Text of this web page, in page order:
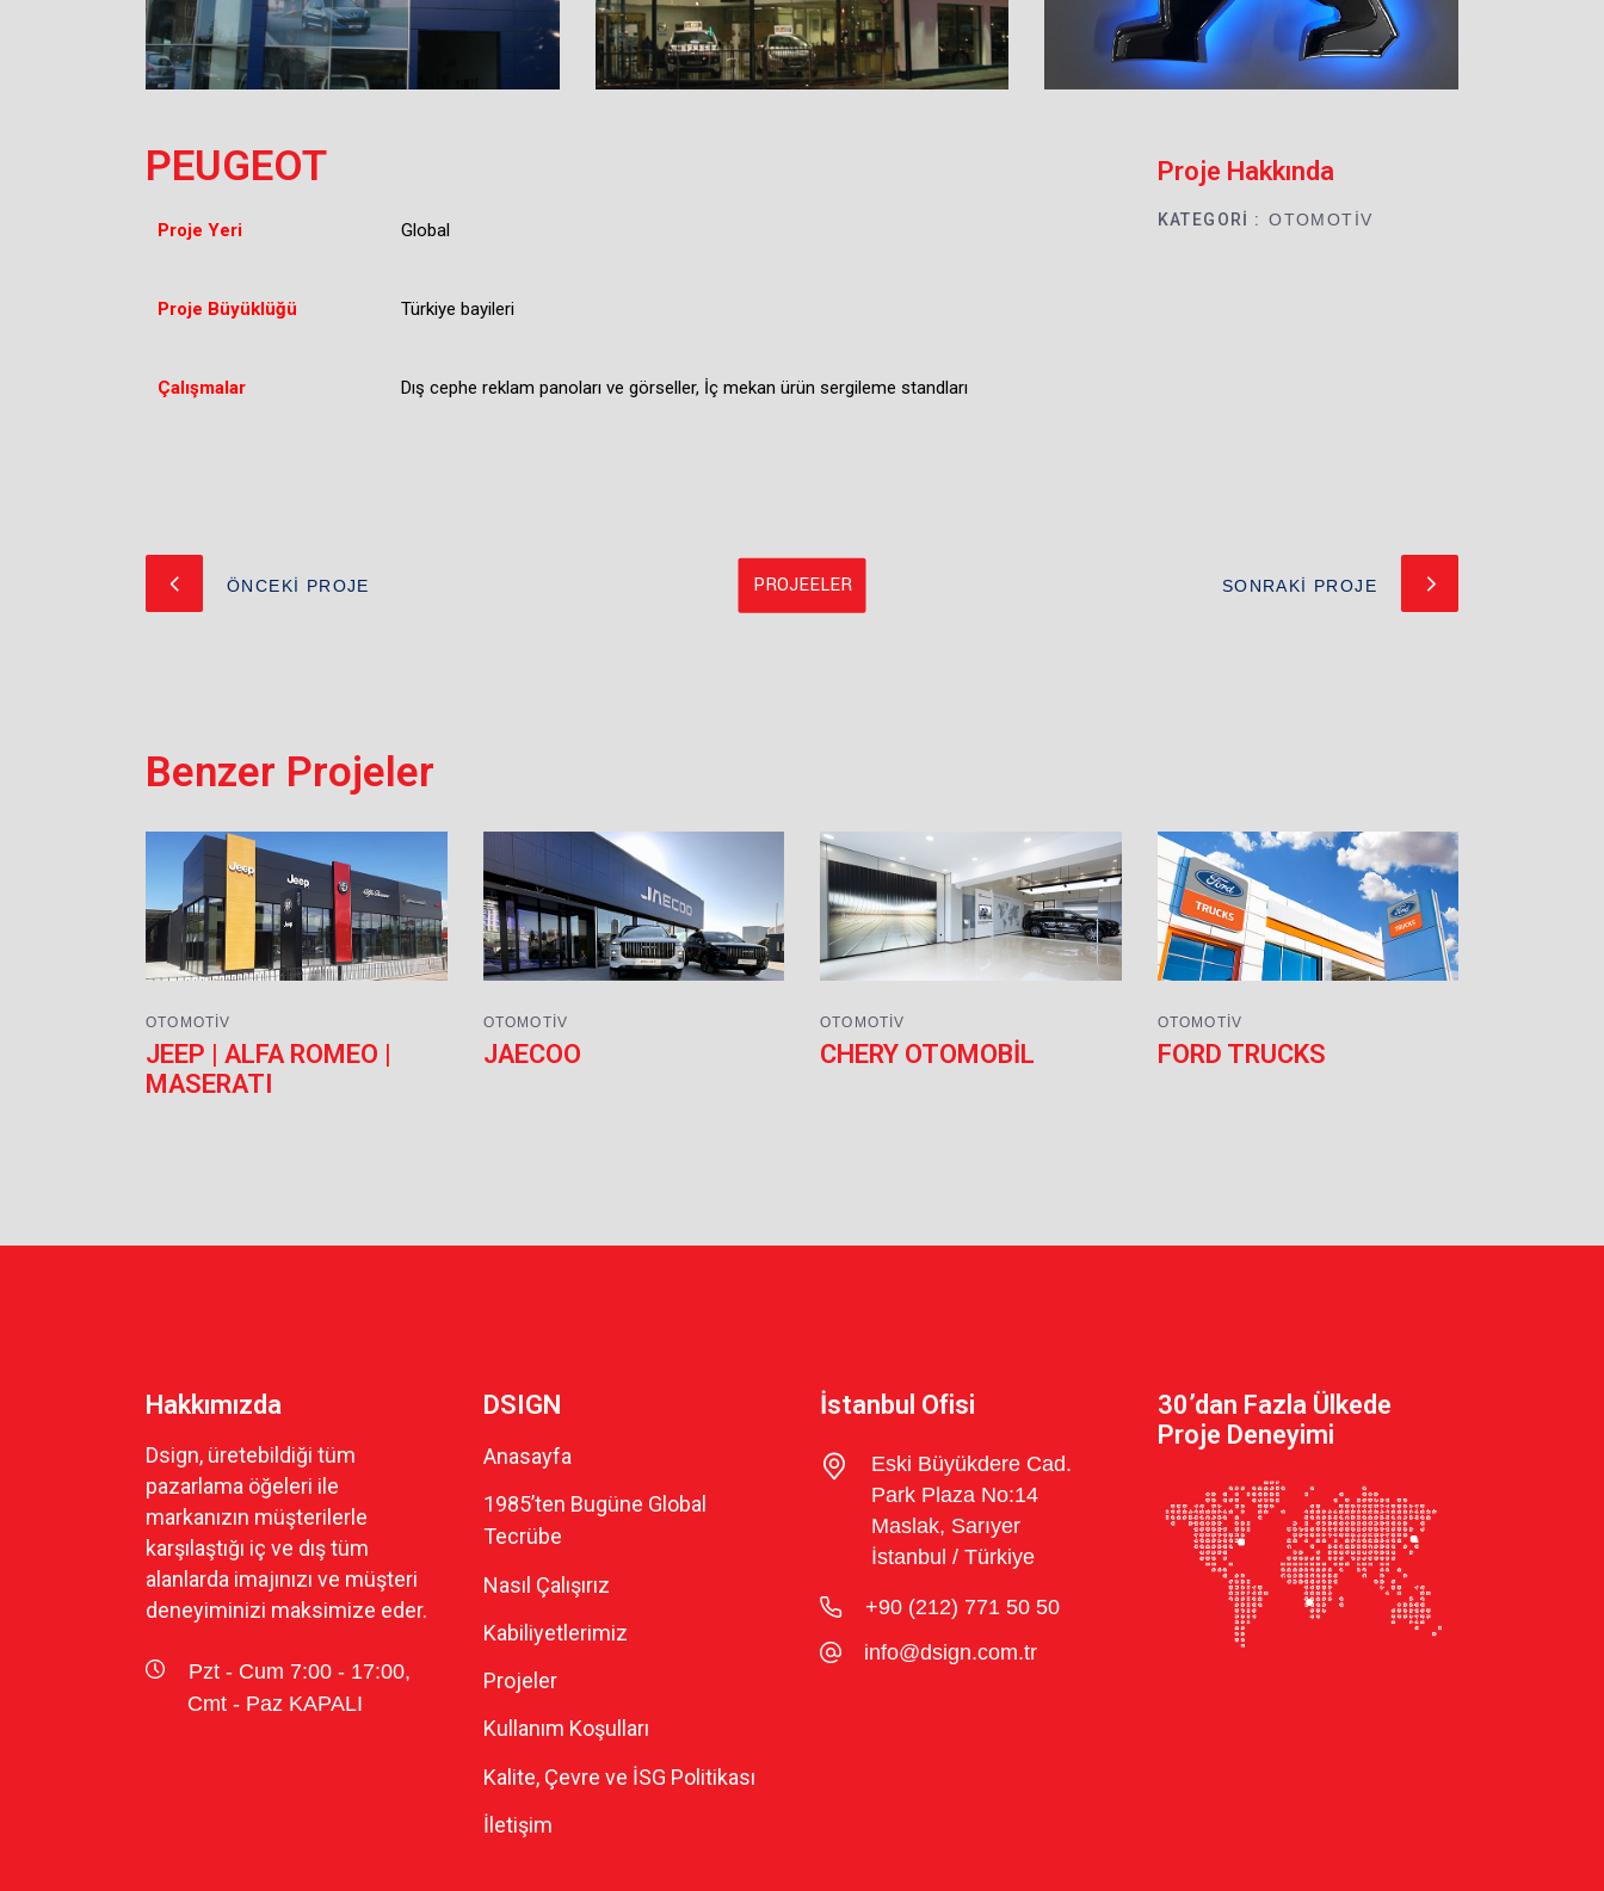
PEUGEOT
Proje Yeri Global
Proje Büyüklüğü Türkiye bayileri
Çalışmalar Dış cephe reklam panoları ve görseller, İç mekan ürün sergileme standları
OTOMOTIV
OTOMOTIV
JEEP | ALFA ROMEO |
MASERATI
OTOMOTIV
JAECOO
OTOMOTIV
CHERY OTOMOBİL
OTOMOTIV
FORD TRUCKS
Hakkımızda
Dsign, üretebildiği tüm
pazarlama öğeleri ile
markanızın müşterilerle
karşılaştığı iç ve dış tüm
alanlarda imajınızı ve müşteri
deneyiminizi maksimize eder.
Pzt - Cum 7:00 - 17:00,
Cmt - Paz KAPALI
DSIGN
Anasayfa
1985’ten Bugüne Global
Tecrübe
Nasıl Çalışırız
Kabiliyetlerimiz
Projeler
Kullanım Koşulları
Kalite, Çevre ve İSG Politikası
İletişim
İstanbul Ofisi
Eski Büyükdere Cad.
Park Plaza No:14
Maslak, Sarıyer
İstanbul / Türkiye
+90 (212) 771 50 50
info@dsign.com.tr
30’dan Fazla Ülkede
Proje Deneyimi